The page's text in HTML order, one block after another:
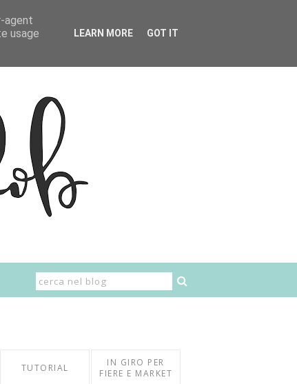
TUTORIAL
IN GIRO PER
FIERE E MARKET
agent
usage
LEARN MORE GOT IT